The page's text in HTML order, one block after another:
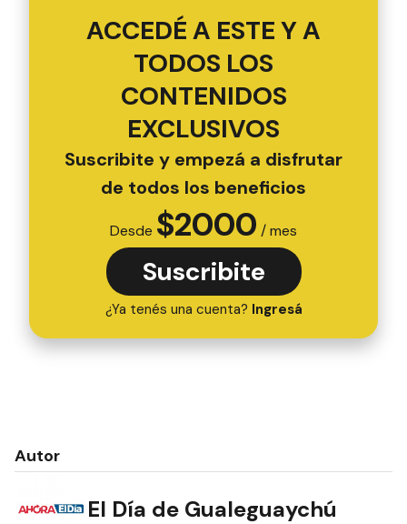
ACCEDÉ A ESTE Y A
TODOS LOS
CONTENIDOS
EXCLUSIVOS
Suscribite y empezá a disfrutar
de todos los beneficios
Desde $2000 / mes
Suscribite
¿Ya tenés una cuenta? Ingresá
Autor
El Día de Gualeguaychú